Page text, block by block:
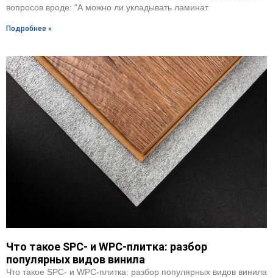
вопросов вроде: “А можно ли укладывать ламинат
Подробнее »
Что такое SPC- и WPC-плитка: разбор
популярных видов винила
Что такое SPC- и WPC-плитка: разбор популярных видов винила